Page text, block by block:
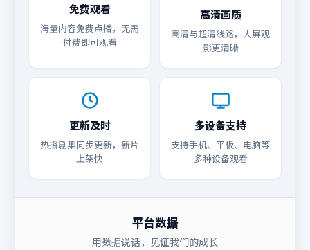
免费观看
海量内容免费点播，无需
付费即可观看
高清画质
高清与超清线路，大屏观
影更清晰
更新及时
热播剧集同步更新，新片
上架快
多设备支持
支持手机、平板、电脑等
多种设备观看
平台数据
用数据说话，见证我们的成长